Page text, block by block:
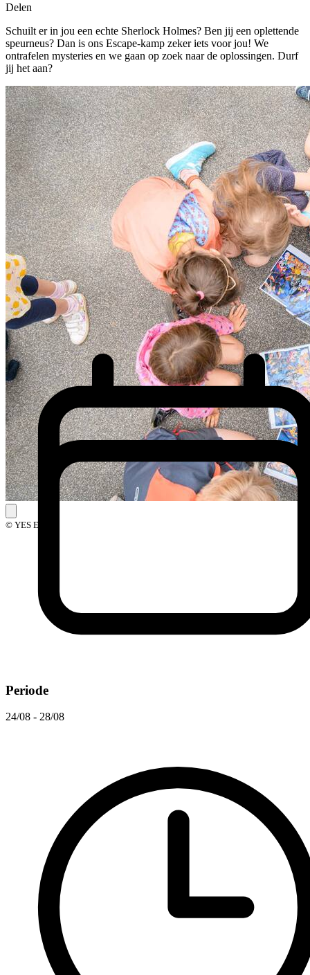
Delen
Schuilt er in jou een echte Sherlock Holmes? Ben jij een oplettende
speurneus? Dan is ons Escape-kamp zeker iets voor jou! We
ontrafelen mysteries en we gaan op zoek naar de oplossingen. Durf
jij het aan?
© YES Events
Periode
24/08 - 28/08